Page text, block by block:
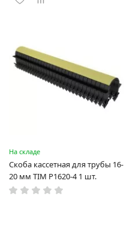
На складе
Скоба кассетная для трубы 16-
20 мм TIM P1620-4 1 шт.